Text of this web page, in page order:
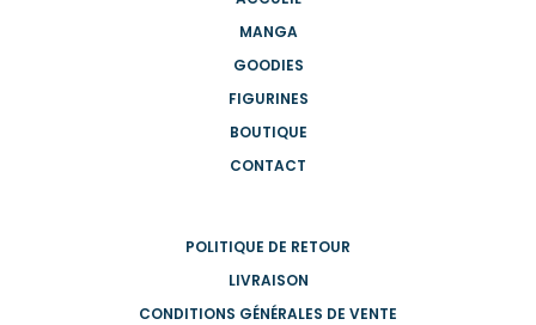
MANGA
GOODIES
FIGURINES
BOUTIQUE
CONTACT
POLITIQUE DE RETOUR
LIVRAISON
CONDITIONS GÉNÉRALES DE VENTE